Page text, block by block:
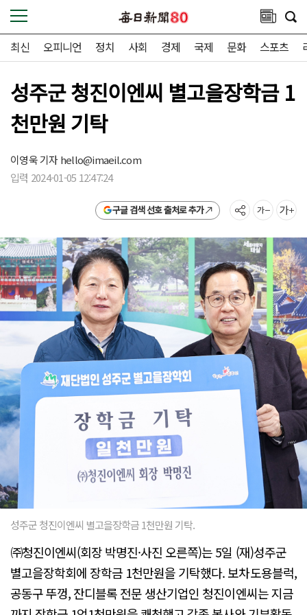
최신 오피니언 정치 사회 경제 국제 문화 스포츠
성주군 청진이엔씨 별고을장학금 1
천만원 기탁
이영욱 기자hello@imaeil.com
입력 2024-01-05 12:47:24
구글 검색 선호 출처로 추가
성주군 청진이엔씨 별고을장학금 1천만원 기탁.
㈜청진이엔씨(회장 박명진·사진 오른쪽)는 5일 (재)성주군
별고을장학회에 장학금 1천만원을 기탁했다. 보차도용블럭,
공동구 뚜껑, 잔디블록 전문 생산기업인 청진이엔씨는 지금